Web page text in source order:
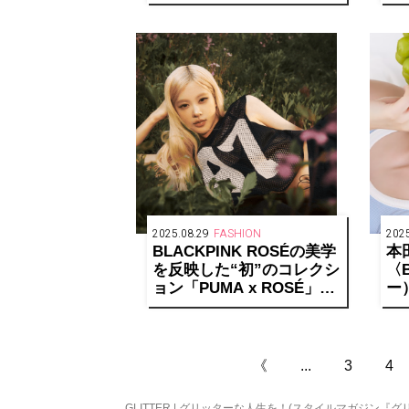
に向けた7人の想いとは
が
2025.08.29 FASHION
BLACKPINK ROSÉの美学
を反映した“初”のコレクシ
ョン「PUMA x ROSÉ」が
登場
本
ー
ア
《 ... 3 4